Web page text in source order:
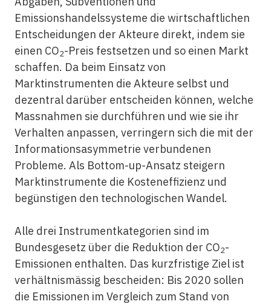
Emissionshandelssysteme die wirtschaftlichen
Entscheidungen der Akteure direkt, indem sie
einen CO2-Preis festsetzen und so einen Markt
schaffen. Da beim Einsatz von
Marktinstrumenten die Akteure selbst und
dezentral darüber entscheiden können, welche
Massnahmen sie durchführen und wie sie ihr
Verhalten anpassen, verringern sich die mit der
Informationsasymmetrie verbundenen
Probleme. Als Bottom-up-Ansatz steigern
Marktinstrumente die Kosteneffizienz und
begünstigen den technologischen Wandel.
Alle drei Instrumentkategorien sind im
Bundesgesetz über die Reduktion der CO2-
Emissionen enthalten. Das kurzfristige Ziel ist
verhältnismässig bescheiden: Bis 2020 sollen
die Emissionen im Vergleich zum Stand von